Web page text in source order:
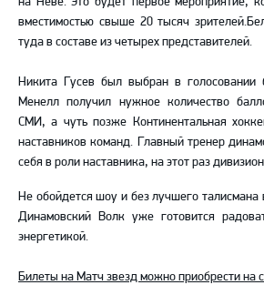
вместимостью свыше 20 тысяч
туда в составе из четырех представителей.
Никита Гусев был выбран в голосовании
Менелл получил нужное количество
СМИ, а чуть позже Континентальная
наставников команд. Главный тренер
себя в роли наставника, на этот раз
Не обойдется шоу и без лучшего талисмана
Динамовский Волк уже готовится
энергетикой.
Билеты на Матч звезд можно приобрести на